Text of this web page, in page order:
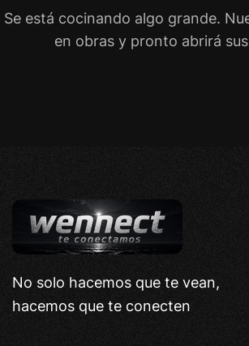
Se está cocinando algo grande.
en obras y pronto abrirá
No solo hacemos que te vean,
hacemos que te conecten